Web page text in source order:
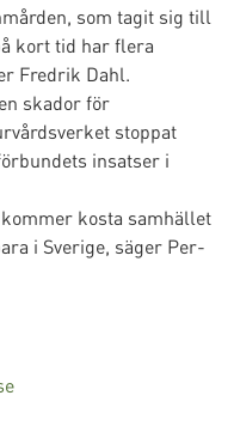
som tagit sig till
kort tid har flera
Fredrik Dahl.
skador för
stoppat
insatser i
kosta samhället
i Sverige, säger Per-